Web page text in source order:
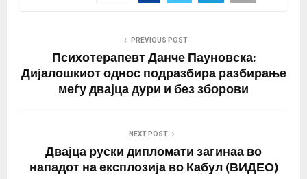
PREVIOUS POST
Психотерапевт Данче Пауновска:
Дијалошкиот однос подразбира разбирање
меѓу двајца дури и без зборови
NEXT POST
Двајца руски дипломати загинаа во
нападот на експлозија во Кабул (ВИДЕО)